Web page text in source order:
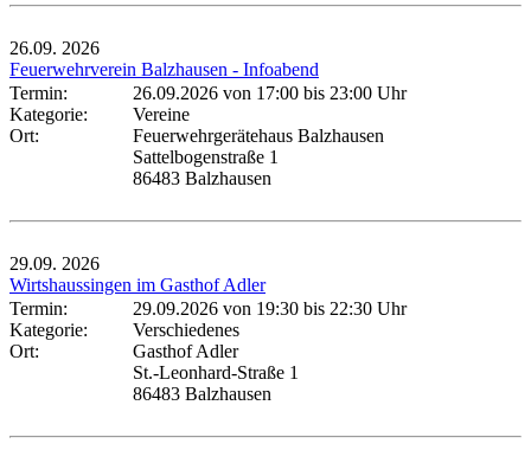
26.09. 2026
Feuerwehrverein Balzhausen - Infoabend
Termin:
26.09.2026 von 17:00 bis 23:00 Uhr
Kategorie:
Vereine
Ort:
Feuerwehrgerätehaus Balzhausen
Sattelbogenstraße 1
86483 Balzhausen
29.09. 2026
Wirtshaussingen im Gasthof Adler
Termin:
29.09.2026 von 19:30 bis 22:30 Uhr
Kategorie:
Verschiedenes
Ort:
Gasthof Adler
St.-Leonhard-Straße 1
86483 Balzhausen